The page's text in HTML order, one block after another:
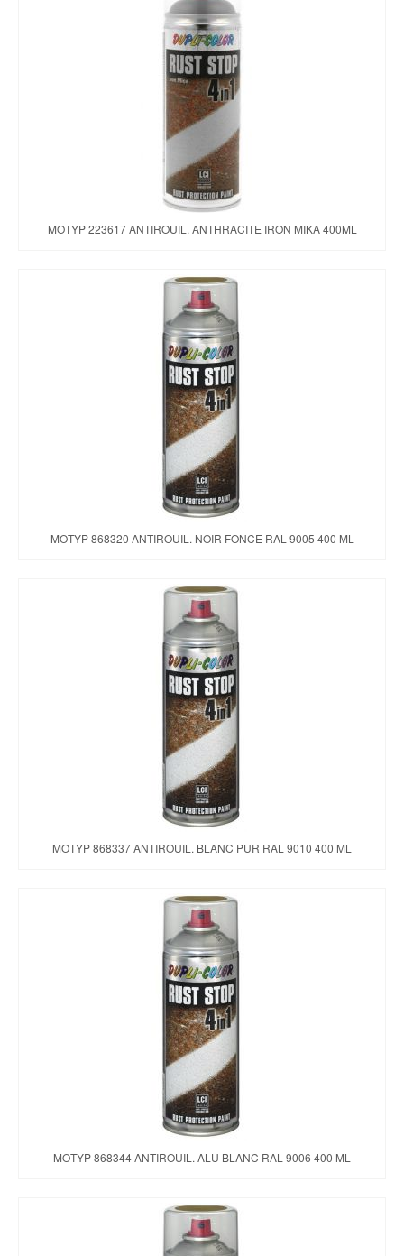
MOTYP 223617 ANTIROUIL. ANTHRACITE IRON MIKA 400ML
MOTYP 868320 ANTIROUIL. NOIR FONCE RAL 9005 400 ML
MOTYP 868337 ANTIROUIL. BLANC PUR RAL 9010 400 ML
MOTYP 868344 ANTIROUIL. ALU BLANC RAL 9006 400 ML